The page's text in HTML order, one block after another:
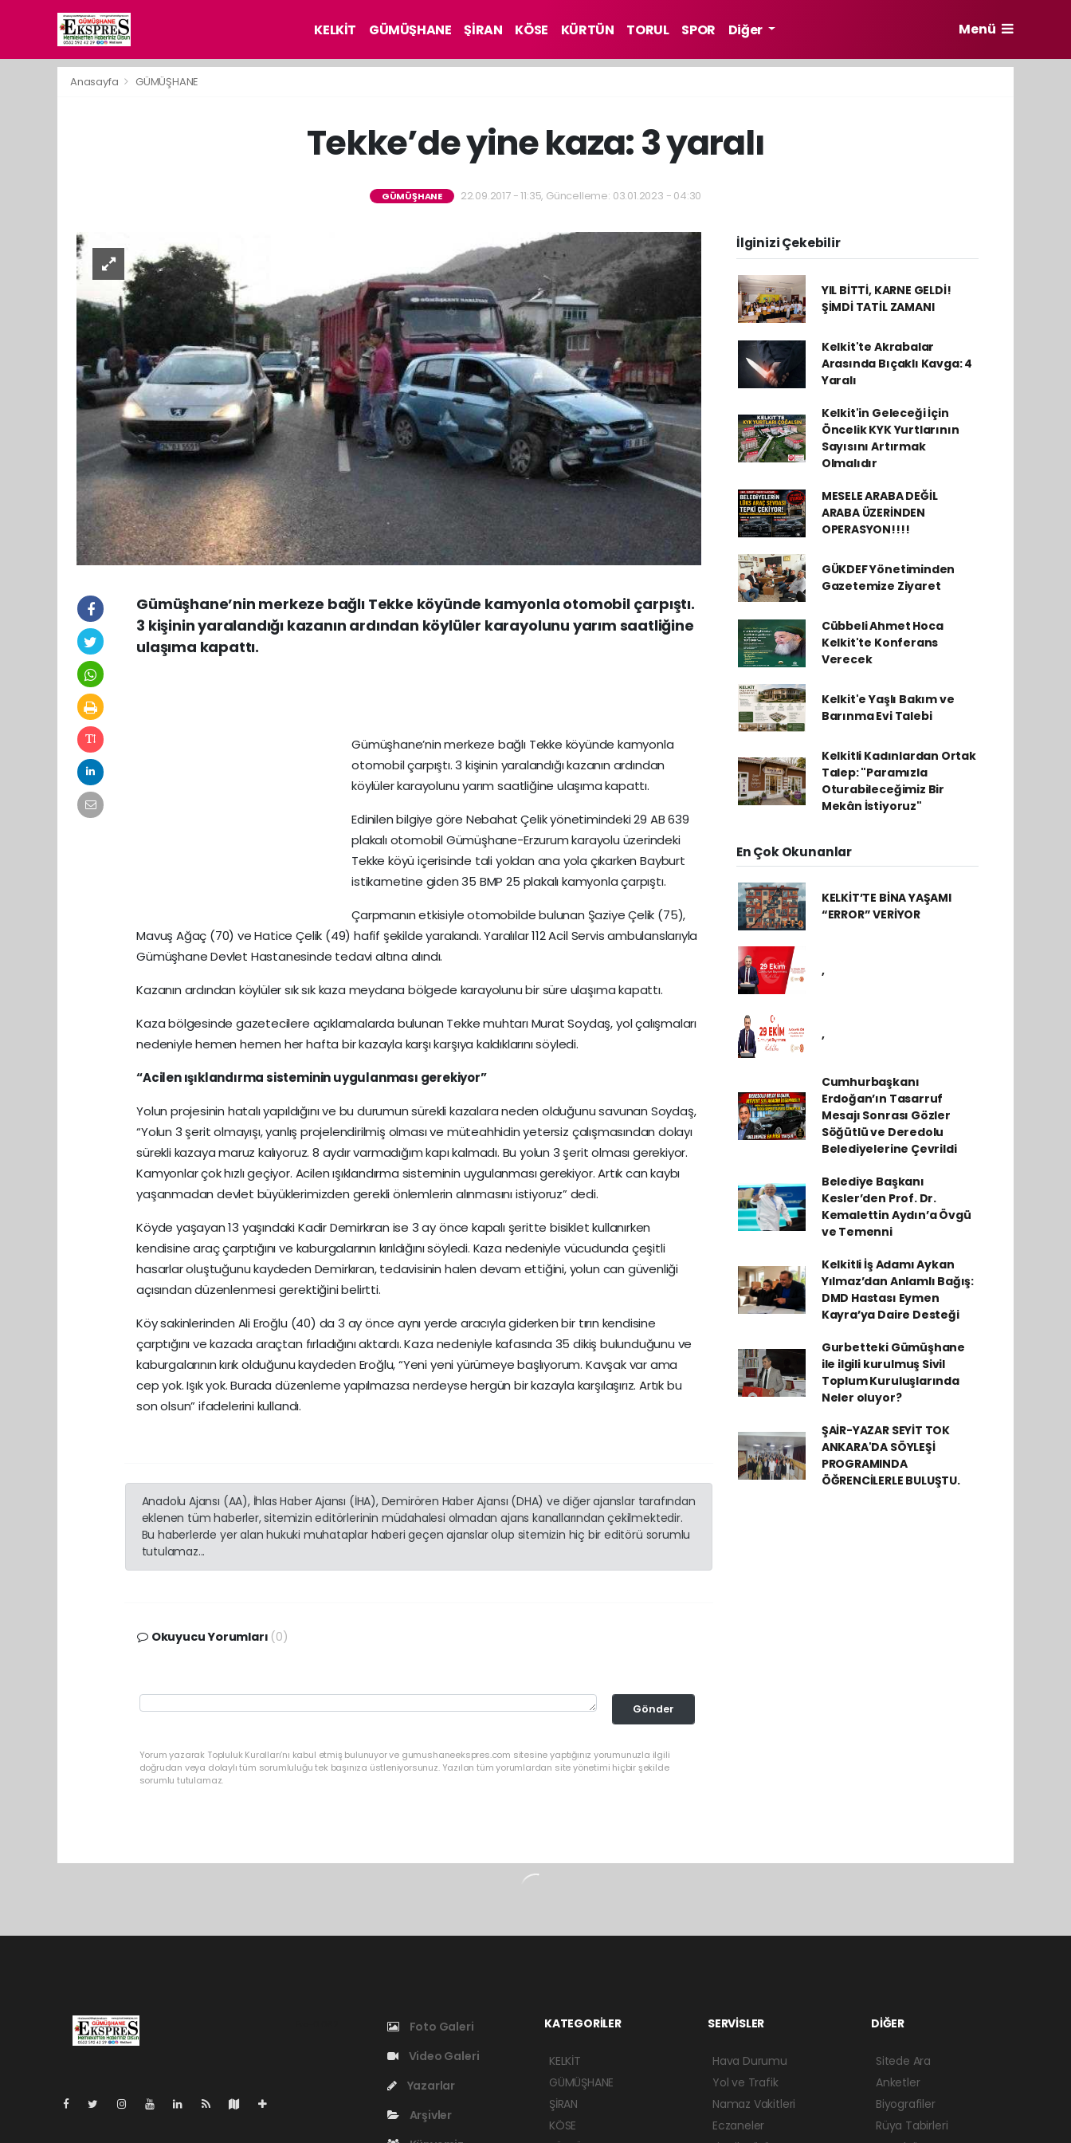
KELKİT GÜMÜŞHANE ŞİRAN KÖSE KÜRTÜN TORUL SPOR Diğer Menü
Anasayfa GÜMÜŞHANE
Tekke’de yine kaza: 3 yaralı
GÜMÜŞHANE 22.09.2017 - 11:35, Güncelleme: 03.01.2023 - 04:30
Gümüşhane’nin merkeze bağlı Tekke köyünde kamyonla otomobil çarpıştı.
3 kişinin yaralandığı kazanın ardından köylüler karayolunu yarım saatliğine
ulaşıma kapattı.
Gümüşhane’nin merkeze bağlı Tekke köyünde kamyonla
otomobil çarpıştı. 3 kişinin yaralandığı kazanın ardından
köylüler karayolunu yarım saatliğine ulaşıma kapattı.
Edinilen bilgiye göre Nebahat Çelik yönetimindeki 29 AB 639
plakalı otomobil Gümüşhane-Erzurum karayolu üzerindeki
Tekke köyü içerisinde tali yoldan ana yola çıkarken Bayburt
istikametine giden 35 BMP 25 plakalı kamyonla çarpıştı.
Çarpmanın etkisiyle otomobilde bulunan Şaziye Çelik (75),
Mavuş Ağaç (70) ve Hatice Çelik (49) hafif şekilde yaralandı. Yaralılar 112 Acil Servis ambulanslarıyla
Gümüşhane Devlet Hastanesinde tedavi altına alındı.
Kazanın ardından köylüler sık sık kaza meydana bölgede karayolunu bir süre ulaşıma kapattı.
Kaza bölgesinde gazetecilere açıklamalarda bulunan Tekke muhtarı Murat Soydaş, yol çalışmaları
nedeniyle hemen hemen her hafta bir kazayla karşı karşıya kaldıklarını söyledi.
“Acilen ışıklandırma sisteminin uygulanması gerekiyor”
Yolun projesinin hatalı yapıldığını ve bu durumun sürekli kazalara neden olduğunu savunan Soydaş,
“Yolun 3 şerit olmayışı, yanlış projelendirilmiş olması ve müteahhidin yetersiz çalışmasından dolayı
sürekli kazaya maruz kalıyoruz. 8 aydır varmadığım kapı kalmadı. Bu yolun 3 şerit olması gerekiyor.
Kamyonlar çok hızlı geçiyor. Acilen ışıklandırma sisteminin uygulanması gerekiyor. Artık can kaybı
yaşanmadan devlet büyüklerimizden gerekli önlemlerin alınmasını istiyoruz” dedi.
Köyde yaşayan 13 yaşındaki Kadir Demirkıran ise 3 ay önce kapalı şeritte bisiklet kullanırken
kendisine araç çarptığını ve kaburgalarının kırıldığını söyledi. Kaza nedeniyle vücudunda çeşitli
hasarlar oluştuğunu kaydeden Demirkıran, tedavisinin halen devam ettiğini, yolun can güvenliği
açısından düzenlenmesi gerektiğini belirtti.
Köy sakinlerinden Ali Eroğlu (40) da 3 ay önce aynı yerde aracıyla giderken bir tırın kendisine
çarptığını ve kazada araçtan fırladığını aktardı. Kaza nedeniyle kafasında 35 dikiş bulunduğunu ve
kaburgalarının kırık olduğunu kaydeden Eroğlu, “Yeni yeni yürümeye başlıyorum. Kavşak var ama
cep yok. Işık yok. Burada düzenleme yapılmazsa nerdeyse hergün bir kazayla karşılaşırız. Artık bu
son olsun” ifadelerini kullandı.
Anadolu Ajansı (AA), İhlas Haber Ajansı (İHA), Demirören Haber Ajansı (DHA) ve diğer ajanslar tarafından
eklenen tüm haberler, sitemizin editörlerinin müdahalesi olmadan ajans kanallarından çekilmektedir.
Bu haberlerde yer alan hukuki muhataplar haberi geçen ajanslar olup sitemizin hiç bir editörü sorumlu
tutulamaz...
Okuyucu Yorumları (0)
Gönder
Yorum yazarak Topluluk Kuralları’nı kabul etmiş bulunuyor ve gumushaneekspres.com sitesine yaptığınız yorumunuzla ilgili
doğrudan veya dolaylı tüm sorumluluğu tek başınıza üstleniyorsunuz. Yazılan tüm yorumlardan site yönetimi hiçbir şekilde
sorumlu tutulamaz.
İlginizi Çekebilir
YIL BİTTİ, KARNE GELDİ!
ŞİMDİ TATİL ZAMANI
Kelkit'te Akrabalar
Arasında Bıçaklı Kavga: 4
Yaralı
Kelkit'in Geleceği İçin
Öncelik KYK Yurtlarının
Sayısını Artırmak
Olmalıdır
MESELE ARABA DEĞİL
ARABA ÜZERİNDEN
OPERASYON!!!!
GÜKDEF Yönetiminden
Gazetemize Ziyaret
Cübbeli Ahmet Hoca
Kelkit'te Konferans
Verecek
Kelkit'e Yaşlı Bakım ve
Barınma Evi Talebi
Kelkitli Kadınlardan Ortak
Talep: "Paramızla
Oturabileceğimiz Bir
Mekân İstiyoruz"
En Çok Okunanlar
KELKİT’TE BİNA YAŞAMI
“ERROR” VERİYOR
,
,
Cumhurbaşkanı
Erdoğan’ın Tasarruf
Mesajı Sonrası Gözler
Söğütlü ve Deredolu
Belediyelerine Çevrildi
Belediye Başkanı
Kesler’den Prof. Dr.
Kemalettin Aydın’a Övgü
ve Temenni
Kelkitli İş Adamı Aykan
Yılmaz’dan Anlamlı Bağış:
DMD Hastası Eymen
Kayra’ya Daire Desteği
Gurbetteki Gümüşhane
ile ilgili kurulmuş Sivil
Toplum Kuruluşlarında
Neler oluyor?
ŞAİR-YAZAR SEYİT TOK
ANKARA'DA SÖYLEŞİ
PROGRAMINDA
ÖĞRENCİLERLE BULUŞTU.
Foto Galeri
Video Galeri
Yazarlar
Arşivler
KATEGORİLER
KELKİT
GÜMÜŞHANE
ŞİRAN
KÖSE
SERVİSLER
Hava Durumu
Yol ve Trafik
Namaz Vakitleri
Eczaneler
DİĞER
Sitede Ara
Anketler
Biyografiler
Rüya Tabirleri